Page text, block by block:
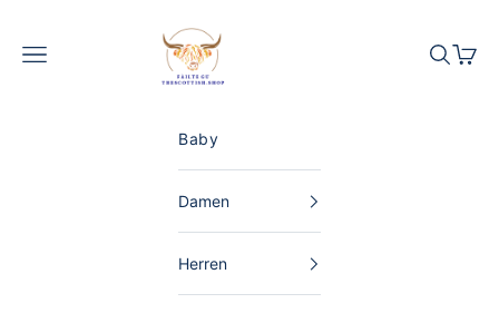
The Scottish Shop Deutschland
Menü Suchen
Baby
Damen
Herren